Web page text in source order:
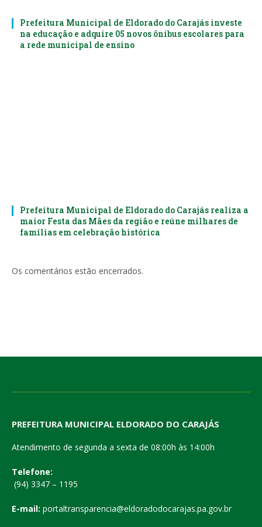
Prefeitura Municipal de Eldorado do Carajás investe
na educação e adquire 05 novos ônibus escolares para
a rede municipal de ensino
Prefeitura Municipal de Eldorado do Carajás realiza a
maior Festa das Mães da região e reúne milhares de
famílias em celebração histórica
Os comentários estão encerrados.
PREFEITURA MUNICIPAL ELDORADO DO CARAJÁS
Atendimento de segunda a sexta de 08:00h às 14:00h
Telefone:
(94) 3347 – 1195
E-mail: portaltransparencia@eldoradodocarajas.pa.gov.br